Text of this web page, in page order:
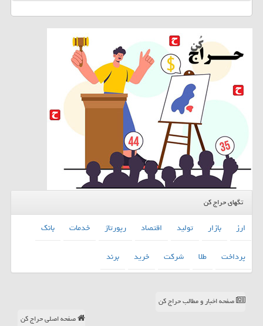
تگهای حراج کن
ارز بازار تولید اقتصاد رپورتاژ خدمات
بانك
پرداخت
طلا شركت خرید برند
صفحه اخبار و مطالب حراج کن
صفحه اصلی حراج کن